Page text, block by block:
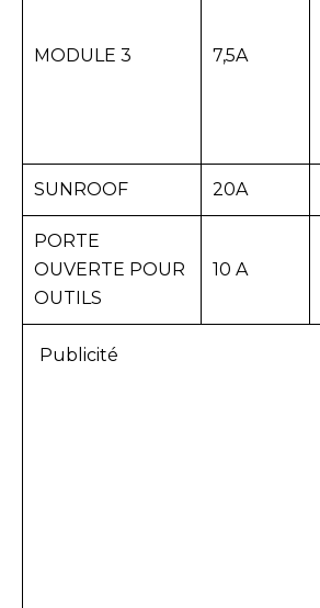
MODULE 3 7,5A
SUNROOF 20A
PORTE
OUVERTE POUR
OUTILS
10 A
Publicité